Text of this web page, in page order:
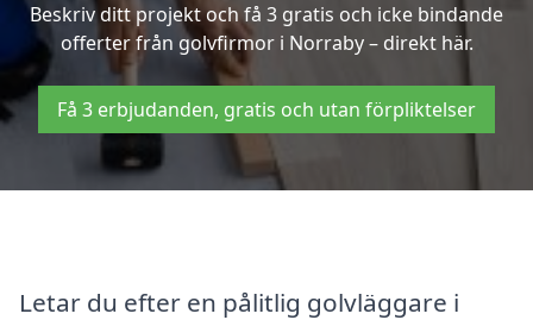
Beskriv ditt projekt och få 3 gratis och icke bindande
offerter från golvfirmor i Norraby – direkt här.
Få 3 erbjudanden, gratis och utan förpliktelser
Letar du efter en pålitlig golvläggare i